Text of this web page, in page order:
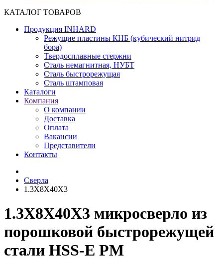
КАТАЛОГ ТОВАРОВ
Продукция INHARD
Режущие пластины КНБ (кубический нитрид
бора)
Твердосплавные стержни
Сталь немагнитная, НУБТ
Сталь быстрорежущая
Сталь штамповая
Каталоги
Компания
О компании
Доставка
Оплата
Вакансии
Представители
Контакты
Сверла
1.3X8X40X3
1.3X8X40X3 микросверло из
порошковой быстрорежущей
стали HSS-E PM